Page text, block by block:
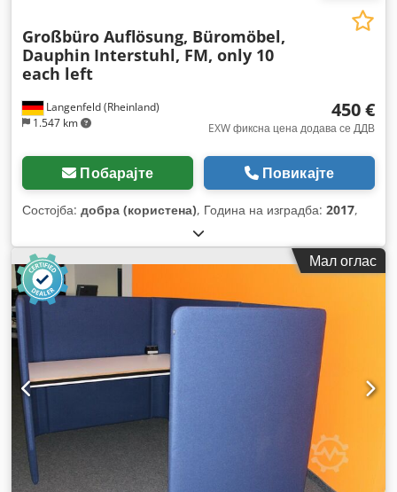
Langenfeld (Rheinland)
1.547 km
Großbüro Auflösung, Büromöbel,
Dauphin Interstuhl, FM, only 10
each left
450 €
EXW фиксна цена додава се ДДВ
Побарајте Повикајте
Состојба: добра (користена), Година на изградба: 2017,
Мал оглас